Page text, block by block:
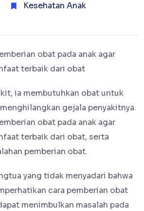
Kesehatan Anak
obat pada anak agar
terbaik dari obat
ia membutuhkan obat untuk
gejala penyakitnya.
obat pada anak agar
terbaik dari obat, serta
pemberian obat.
yang tidak menyadari bahwa
cara pemberian obat
menimbulkan masalah pada